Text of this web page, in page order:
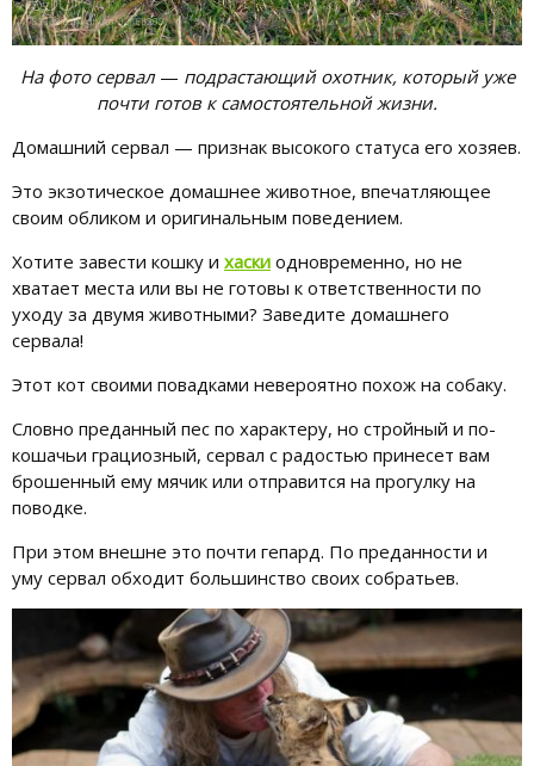
На фото сервал — подрастающий охотник, который уже
почти готов к самостоятельной жизни.
Домашний сервал — признак высокого статуса его хозяев.
Это экзотическое домашнее животное, впечатляющее
своим обликом и оригинальным поведением.
Хотите завести кошку и хаски одновременно, но не
хватает места или вы не готовы к ответственности по
уходу за двумя животными? Заведите домашнего
сервала!
Этот кот своими повадками невероятно похож на собаку.
Словно преданный пес по характеру, но стройный и по-
кошачьи грациозный, сервал с радостью принесет вам
брошенный ему мячик или отправится на прогулку на
поводке.
При этом внешне это почти гепард. По преданности и
уму сервал обходит большинство своих собратьев.